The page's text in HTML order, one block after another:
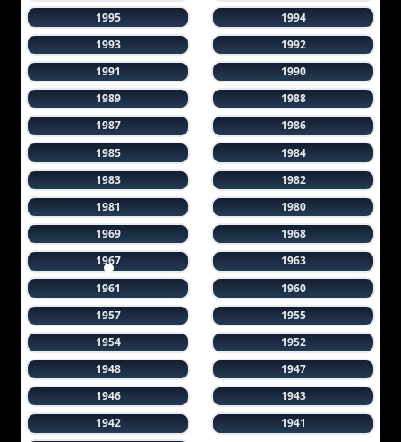
1995
1994
1993
1992
1991
1990
1989
1988
1987
1986
1985
1984
1983
1982
1981
1980
1969
1968
1967
1963
1961
1960
1957
1955
1954
1952
1948
1947
1946
1943
1942
1941